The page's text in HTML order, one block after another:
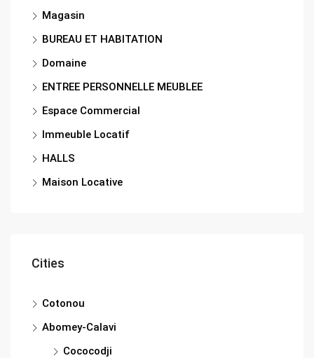
Magasin
BUREAU ET HABITATION
Domaine
ENTREE PERSONNELLE MEUBLEE
Espace Commercial
Immeuble Locatif
HALLS
Maison Locative
Cities
Cotonou
Abomey-Calavi
Cococodji